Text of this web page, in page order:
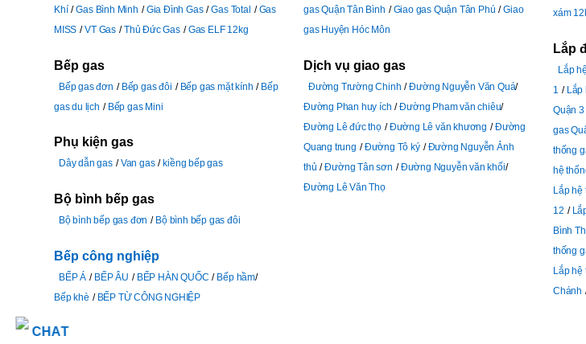
Khí
Gas Bình Minh Gia Đình Gas Gas Total
Gas
MISS
VT Gas Thủ Đức Gas Gas ELF 12kg
Bếp gas
Bếp gas đơn Bếp gas đôi Bếp gas mặt kính
Bếp
gas du lịch
Bếp gas Mini
Phụ kiện gas
Dây dẫn gas Van gas kiềng bếp gas
Bộ bình bếp gas
Bộ bình bếp gas đơn Bộ bình bếp gas đôi
Bếp công nghiệp
BẾP Á BẾP ÂU BẾP HÀN QUỐC
Bếp hầm
Bếp khè
BẾP TỪ CÔNG NGHIỆP
gas Quận Tân Bình
Giao gas Quận Tân Phú
Giao
gas Huyện Hóc Môn
Dịch vụ giao gas
Đường Trường Chinh
Đường Nguyễn Văn Quá
Đường Phan huy ích
Đường Pham văn chiêu
Đường Lê đức thọ
Đường Lê văn khương
Đường
Quang trung
Đường Tô ký
Đường Nguyễn Ảnh
thủ
Đường Tân sơn
Đường Nguyễn văn khối
Đường Lê Văn Thọ
xám
Lắp
Lắp
1
Lắp
Quận 3
gas
thống
hệ
Lắp hệ
12
Bình
thống
Lắp hệ
Chánh